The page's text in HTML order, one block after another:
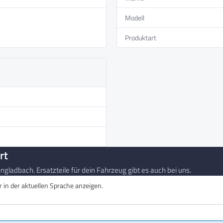
Modell
Produktart
Ersatzteile für dein Fahrzeug gibt es auch bei uns.
der aktuellen Sprache anzeigen.